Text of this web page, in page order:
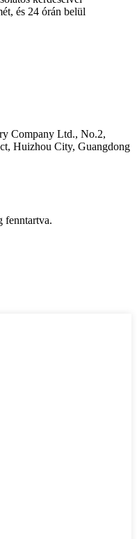
és 24 órán belül
Company Ltd., No.2,
Huizhou City, Guangdong
fenntartva.